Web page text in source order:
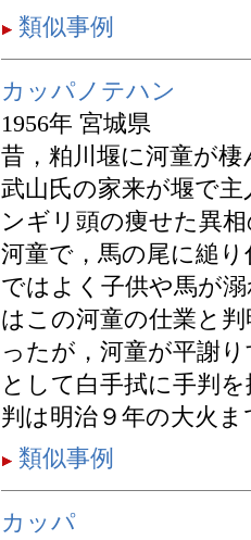
類似事例
カッパノテハン
1956年 宮城県
昔，粕川堰に河童が
武山氏の家来が堰で
ンギリ頭の痩せた異
河童で，馬の尾に縋
ではよく子供や馬が
はこの河童の仕業と
ったが，河童が平謝
として白手拭に手判
判は明治９年の大火
類似事例
カッパ